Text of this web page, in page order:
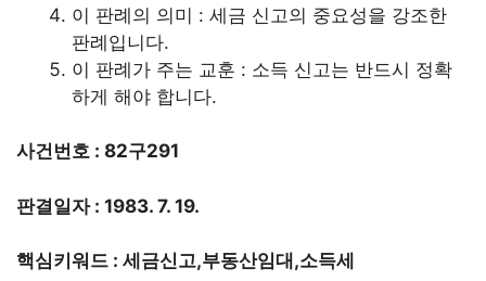
이 판례의 의미 : 세금 신고의 중요성을 강조한
판례입니다.
이 판례가 주는 교훈 : 소득 신고는 반드시 정확
하게 해야 합니다.
사건번호 : 82구291
판결일자 : 1983. 7. 19.
핵심키워드 : 세금신고,부동산임대,소득세